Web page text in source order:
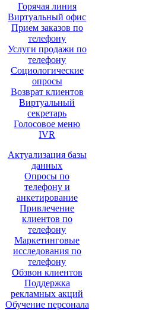
Горячая линия
Виртуальный офис
Прием заказов по
телефону
Услуги продажи по
телефону
Социологические
опросы
Возврат клиентов
Виртуальный
секретарь
Голосовое меню
IVR
Актуализация базы
данных
Опросы по
телефону и
анкетирование
Привлечение
клиентов по
телефону
Маркетинговые
исследования по
телефону
Обзвон клиентов
Поддержка
рекламных акций
Обучение персонала